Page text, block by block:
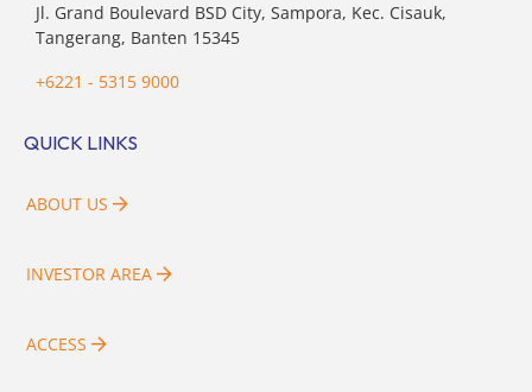
Jl. Grand Boulevard BSD City, Sampora, Kec. Cisauk,
Tangerang, Banten 15345
+6221 - 5315 9000
QUICK LINKS
ABOUT US
INVESTOR AREA
ACCESS